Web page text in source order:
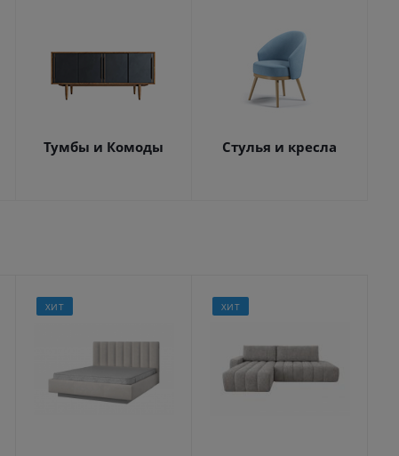
Тумбы и Комоды Стулья и кресла
ХИТ ХИТ